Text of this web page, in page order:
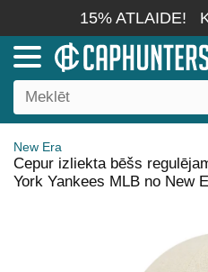
15% ATLAIDE!
New Era
Cepur izliekta bēšs
York Yankees MLB no New